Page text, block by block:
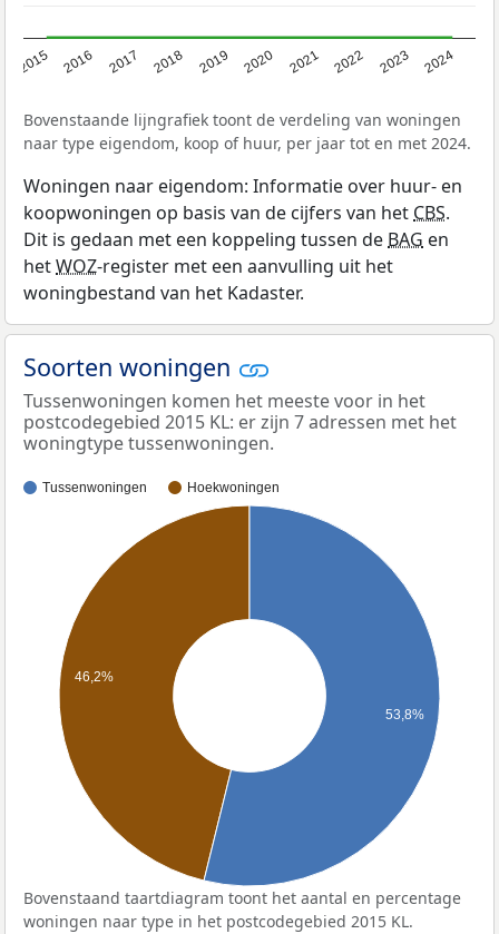
2015 2016 2017 2018 2019 2020 2021 2022 2023 2024
Bovenstaande lijngrafiek toont de verdeling van woningen
naar type eigendom, koop of huur, per jaar tot en met 2024.
Woningen naar eigendom: Informatie over huur- en
koopwoningen op basis van de cijfers van het CBS.
Dit is gedaan met een koppeling tussen de BAG en
hetWOZ-register met een aanvulling uit het
woningbestand van het Kadaster.
Soorten woningen
Tussenwoningen komen het meeste voor in het
postcodegebied 2015 KL: er zijn 7 adressen met het
woningtype tussenwoningen.
Tussenwoningen Hoekwoningen
46,2%
53,8%
Bovenstaand taartdiagram toont het aantal en percentage
woningen naar type in het postcodegebied 2015 KL.